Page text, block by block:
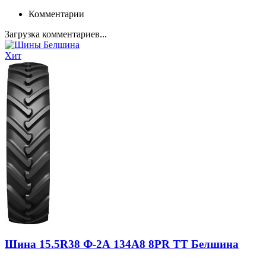
Комментарии
Загрузка комментариев...
Хит
Шина 15.5R38 Ф-2А 134A8 8PR TT Белшина